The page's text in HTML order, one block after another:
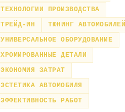
ТЕХНОЛОГИИ ПРОИЗВОДСТВА
ТРЕЙД-ИН
ТЮНИНГ АВТОМОБИЛЕЙ
УНИВЕРСАЛЬНОЕ ОБОРУДОВАНИЕ
ХРОМИРОВАННЫЕ ДЕТАЛИ
ЭКОНОМИЯ ЗАТРАТ
ЭСТЕТИКА АВТОМОБИЛЯ
ЭФФЕКТИВНОСТЬ РАБОТ